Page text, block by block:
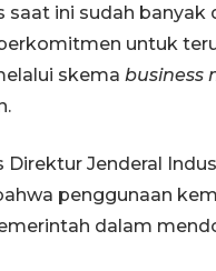
saat ini sudah
untuk
skema business
Direktur Jenderal
penggunaan
dalam